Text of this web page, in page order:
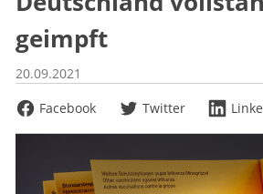
geimpft
20.09.2021
Facebook
Twitter